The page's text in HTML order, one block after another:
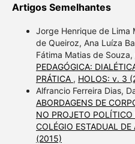
Artigos Semelhantes
Jorge Henrique de Lima
de Queiroz, Ana Luíza
Fátima Matias de Souza,
PEDAGÓGICA:
PRÁTICA , HOLOS: v. 3
Alfrancio Ferreira Dias,
ABORDAGENS DE
NO PROJETO
COLÉGIO ESTADUAL DE
(2015)